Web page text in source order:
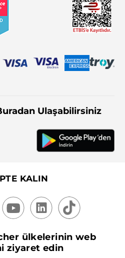
Ulaşabilirsiniz
KALIN
ülkelerinin web
ziyaret edin